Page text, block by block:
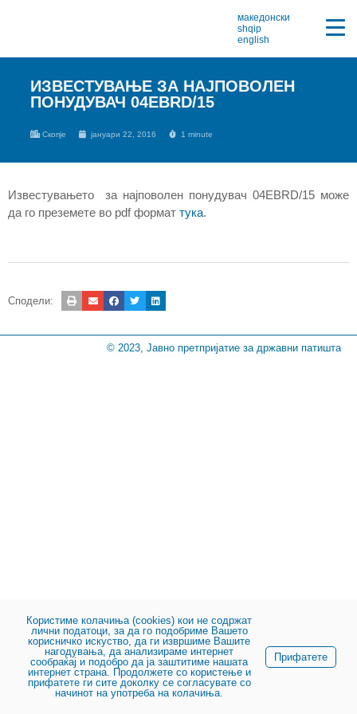
македонски
shqip
english
ИЗВЕСТУВАЊЕ ЗА НАЈПОВОЛЕН
ПОНУДУВАЧ 04EBRD/15
Скопје јануари 22, 2016 1 minute
Известувањето за најповолен понудувач 04EBRD/15 може
да го преземете во pdf формат тука.
Сподели:
© 2023, Јавно претпријатие за државни патишта
Користиме колачиња (cookies) кои не содржат
лични податоци, за да го подобриме Вашето
корисничко искуство, да ги извршиме Вашите
нагодувања, да анализираме интернет
сообраќај и подобро да ја заштитиме нашата
интернет страна. Продолжете со користење и
прифатете ги сите доколку се согласувате со
начинот на употреба на колачиња.
Прифатете